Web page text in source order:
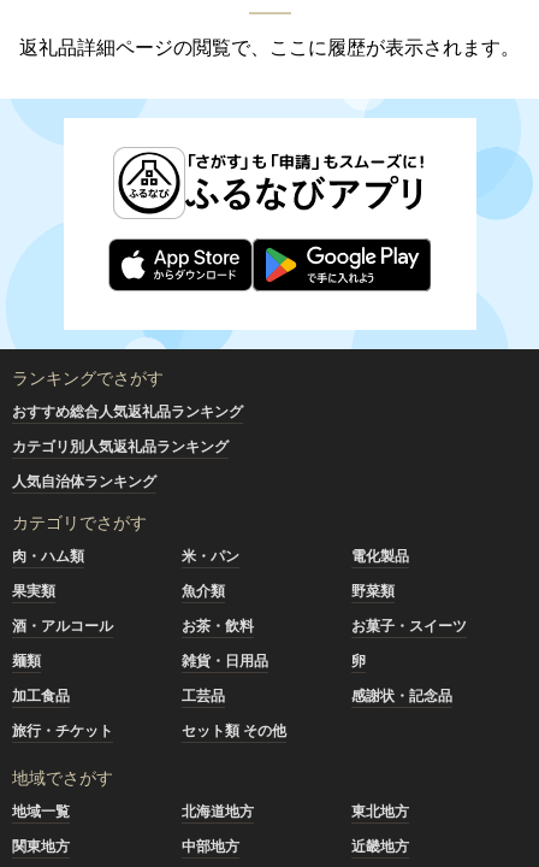
返礼品詳細ページの閲覧で、ここに履歴が表示されます。
ランキングでさがす
おすすめ総合人気返礼品ランキング
カテゴリ別人気返礼品ランキング
人気自治体ランキング
カテゴリでさがす
肉・ハム類 米・パン
電化製品
果実類
魚介類
野菜類
酒・アルコール
お茶・飲料
お菓子・スイーツ
麺類
雑貨・日用品
卵
加工食品
工芸品
感謝状・記念品
旅行・チケット
セット類 その他
地域でさがす
地域一覧 北海道地方
東北地方
関東地方
中部地方
近畿地方